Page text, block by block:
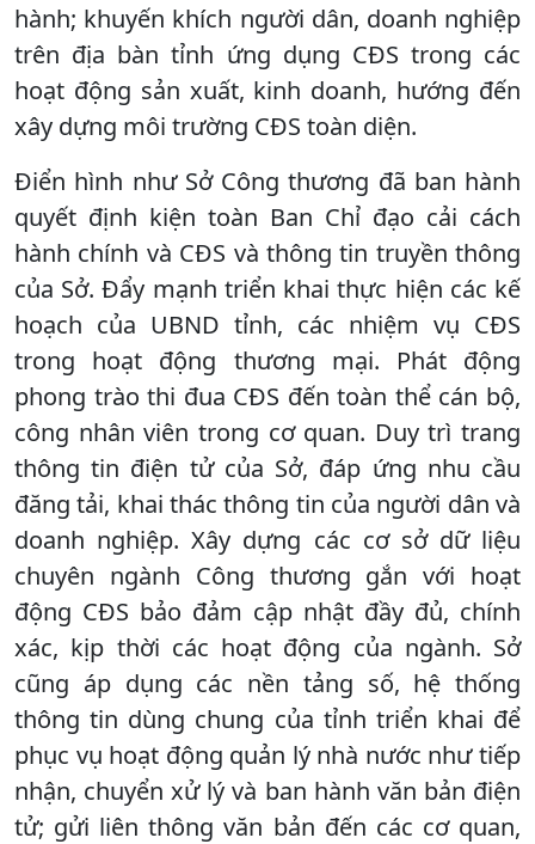
hành; khuyến khích người dân, doanh nghiệp
trên địa bàn tỉnh ứng dụng CĐS trong các
hoạt động sản xuất, kinh doanh, hướng đến
xây dựng môi trường CĐS toàn diện.
Điển hình như Sở Công thương đã ban hành
quyết định kiện toàn Ban Chỉ đạo cải cách
hành chính và CĐS và thông tin truyền thông
của Sở. Đẩy mạnh triển khai thực hiện các kế
hoạch của UBND tỉnh, các nhiệm vụ CĐS
trong hoạt động thương mại. Phát động
phong trào thi đua CĐS đến toàn thể cán bộ,
công nhân viên trong cơ quan. Duy trì trang
thông tin điện tử của Sở, đáp ứng nhu cầu
đăng tải, khai thác thông tin của người dân và
doanh nghiệp. Xây dựng các cơ sở dữ liệu
chuyên ngành Công thương gắn với hoạt
động CĐS bảo đảm cập nhật đầy đủ, chính
xác, kịp thời các hoạt động của ngành. Sở
cũng áp dụng các nền tảng số, hệ thống
thông tin dùng chung của tỉnh triển khai để
phục vụ hoạt động quản lý nhà nước như tiếp
nhận, chuyển xử lý và ban hành văn bản điện
tử; gửi liên thông văn bản đến các cơ quan,